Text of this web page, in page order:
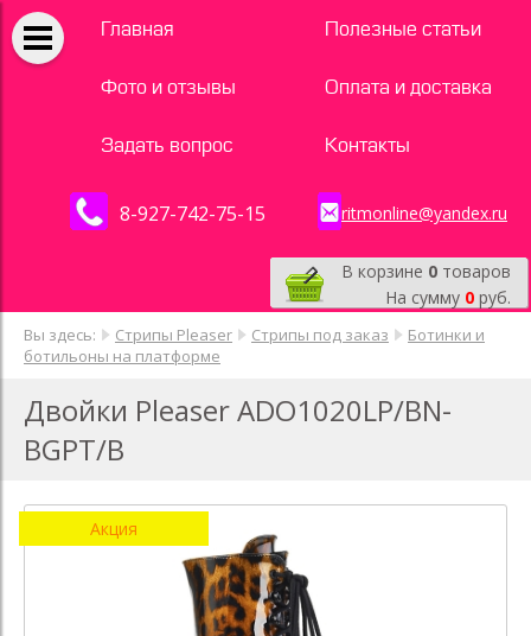
Главная Полезные статьи
Фото и отзывы Оплата и доставка
Задать вопрос Контакты
8-927-742-75-15 ritmonline@yandex.ru
В корзине 0 товаров
На сумму 0 руб.
Вы здесь: Стрипы Pleaser Стрипы под заказ
Ботинки и
ботильоны на платформе
Двойки Pleaser ADO1020LP/BN-
BGPT/B
Акция